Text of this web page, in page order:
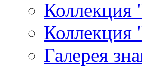
Коллекция
Галерея